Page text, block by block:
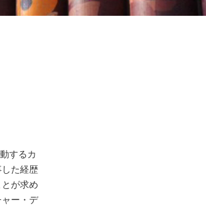
するカ
た経歴
が求め
ー・デ